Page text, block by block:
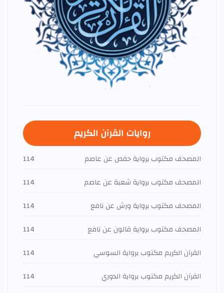
روايات القرآن الكريم
المصحف مكتوب برواية حفص عن عاصم
114
المصحف مكتوب برواية شعبة عن عاصم
114
المصحف مكتوب برواية ورش عن نافع
114
المصحف مكتوب برواية قالون عن نافع
114
القرآن الكريم مكتوب برواية السوسي
114
القرآن الكريم مكتوب برواية الدوري
114